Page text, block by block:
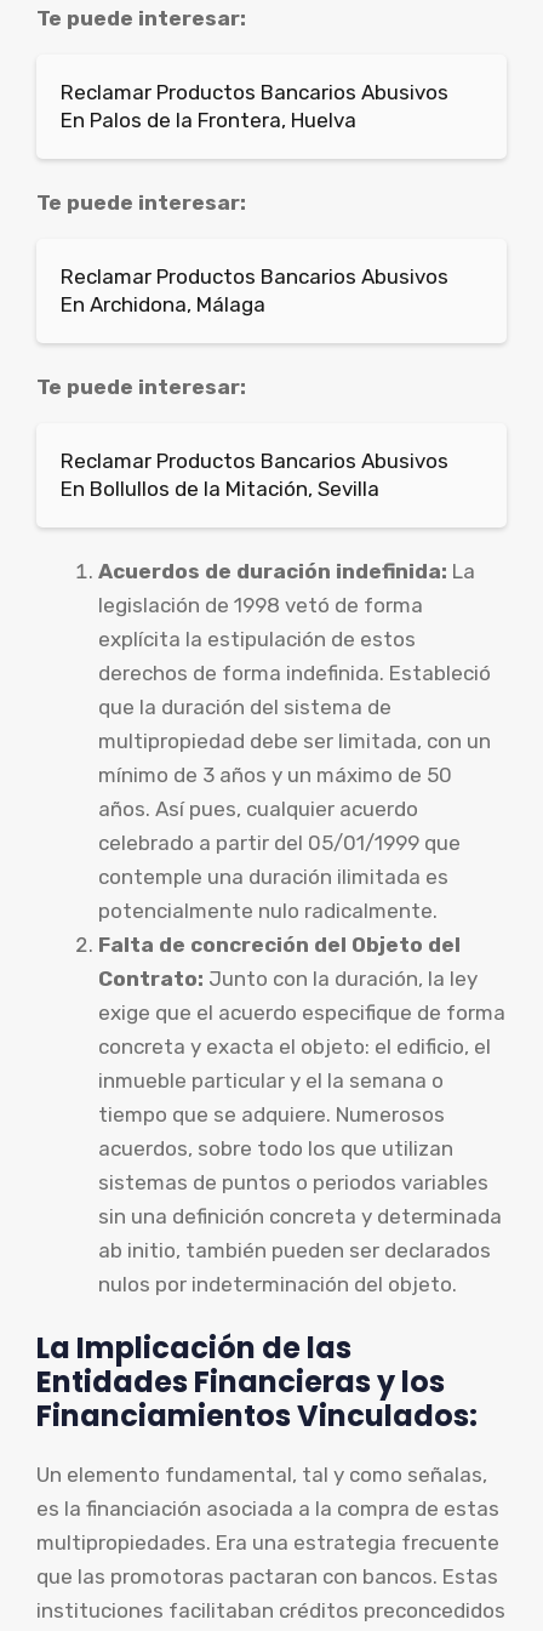
Te puede interesar:
Reclamar Productos Bancarios Abusivos
En Palos de la Frontera, Huelva
Te puede interesar:
Reclamar Productos Bancarios Abusivos
En Archidona, Málaga
Te puede interesar:
Reclamar Productos Bancarios Abusivos
En Bollullos de la Mitación, Sevilla
Acuerdos de duración indefinida: La
legislación de 1998 vetó de forma
explícita la estipulación de estos
derechos de forma indefinida. Estableció
que la duración del sistema de
multipropiedad debe ser limitada, con un
mínimo de 3 años y un máximo de 50
años. Así pues, cualquier acuerdo
celebrado a partir del 05/01/1999 que
contemple una duración ilimitada es
potencialmente nulo radicalmente.
Falta de concreción del Objeto del
Contrato: Junto con la duración, la ley
exige que el acuerdo especifique de forma
concreta y exacta el objeto: el edificio, el
inmueble particular y el la semana o
tiempo que se adquiere. Numerosos
acuerdos, sobre todo los que utilizan
sistemas de puntos o periodos variables
sin una definición concreta y determinada
ab initio, también pueden ser declarados
nulos por indeterminación del objeto.
La Implicación de las
Entidades Financieras y los
Financiamientos Vinculados:
Un elemento fundamental, tal y como señalas,
es la financiación asociada a la compra de estas
multipropiedades. Era una estrategia frecuente
que las promotoras pactaran con bancos. Estas
instituciones facilitaban créditos preconcedidos